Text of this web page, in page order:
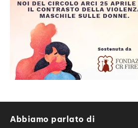
Abbiamo parlato di